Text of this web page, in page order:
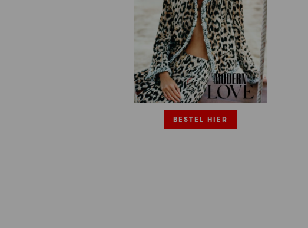
BESTEL HIER